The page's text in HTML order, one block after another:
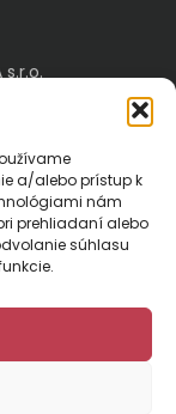
a/alebo prístup k
nám
prehliadaní alebo
súhlasu
88